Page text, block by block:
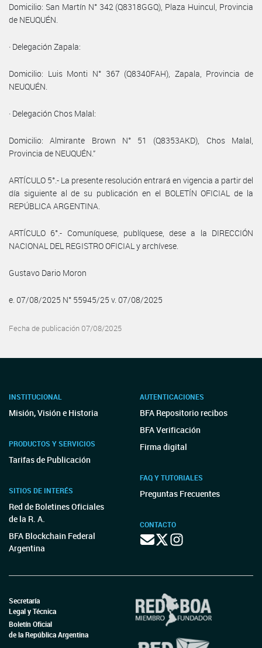
Domicilio: San Martín N° 342 (Q8318GGQ), Plaza Huincul, Provincia
de NEUQUÉN.
· Delegación Zapala:
Domicilio: Luis Monti N° 367 (Q8340FAH), Zapala, Provincia de
NEUQUÉN.
· Delegación Chos Malal:
Domicilio: Almirante Brown N° 51 (Q8353AKD), Chos Malal,
Provincia de NEUQUÉN.”
ARTÍCULO 5°.- La presente resolución entrará en vigencia a partir del
día siguiente al de su publicación en el BOLETÍN OFICIAL de la
REPÚBLICA ARGENTINA.
ARTÍCULO 6°.- Comuníquese, publíquese, dese a la DIRECCIÓN
NACIONAL DEL REGISTRO OFICIAL y archívese.
Gustavo Dario Moron
e. 07/08/2025 N° 55945/25 v. 07/08/2025
Fecha de publicación 07/08/2025
INSTITUCIONAL
Misión, Visión e Historia
PRODUCTOS Y SERVICIOS
Tarifas de Publicación
SITIOS DE INTERÉS
Red de Boletines Oficiales
de la R. A.
BFA Blockchain Federal
Argentina
AUTENTICACIONES
BFA Repositorio recibos
BFA Verificación
Firma digital
FAQ Y TUTORIALES
Preguntas Frecuentes
CONTACTO
Secretaría
Legal y Técnica
Boletín Oficial
de la República Argentina